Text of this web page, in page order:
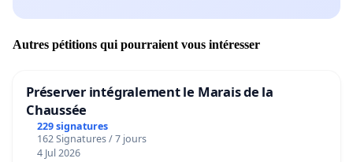
Autres pétitions qui pourraient vous intéresser
Préserver intégralement le Marais de la
Chaussée
229 signatures
162 Signatures / 7 jours
4 Jul 2026